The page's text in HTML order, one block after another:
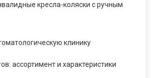
кресла-коляски с ручным
клинику
ассортимент и характеристики